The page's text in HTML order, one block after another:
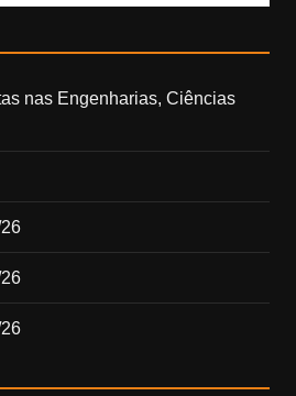
nas Engenharias, Ciências